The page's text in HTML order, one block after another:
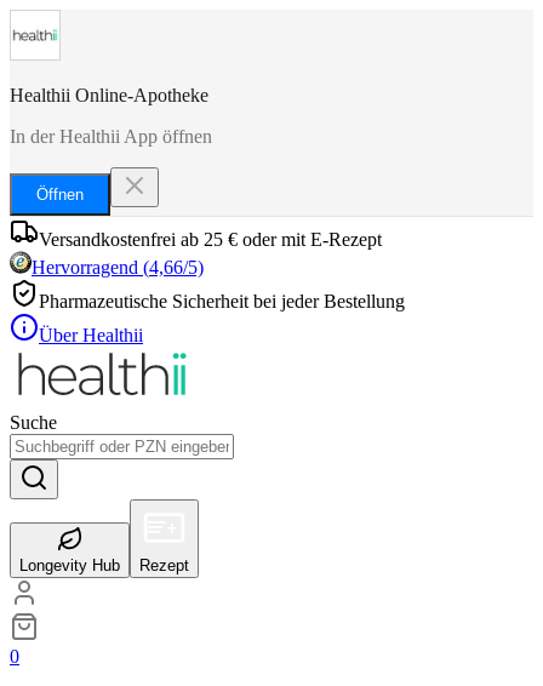
Healthii Online-Apotheke
In der Healthii App öffnen
Öffnen
Versandkostenfrei ab 25 € oder mit E-Rezept
Hervorragend (4,66/5)
Pharmazeutische Sicherheit bei jeder Bestellung
Über Healthii
Suche
Longevity Hub Rezept
0